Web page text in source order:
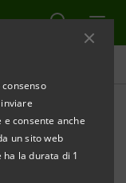
consente anche
un sito web
la durata di 1
CEO